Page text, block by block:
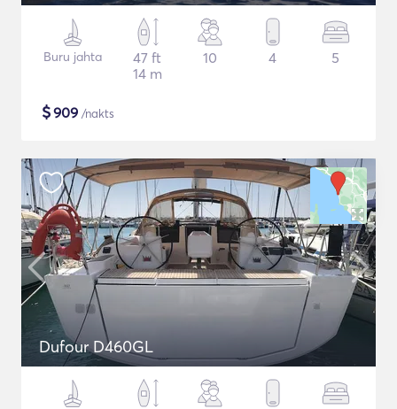
Buru jahta
47 ft
14 m
10 4 5
$909 /nakts
Dufour D460GL